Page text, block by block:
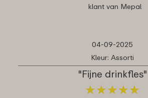
klant van Mepal
04-09-2025
Kleur: Assorti
"Fijne drinkfles"
★★★★★
★★★★★